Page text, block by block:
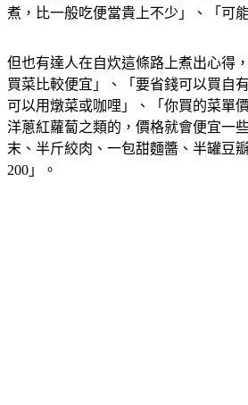
煮，比一般吃便當貴上不少」、「可
但也有達人在自炊這條路上煮出心得
買菜比較便宜」、「要省錢可以買自
可以用燉菜或咖哩」、「你買的菜單
洋蔥紅蘿蔔之類的，價格就會便宜一
末、半斤絞肉、一包甜麵醬、半罐豆
200」。